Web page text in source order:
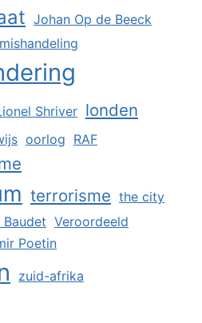
Johan Op de Beeck
Shriver londen
oorlog RAF
terrorisme the city
Veroordeeld
Poetin
zuid-afrika